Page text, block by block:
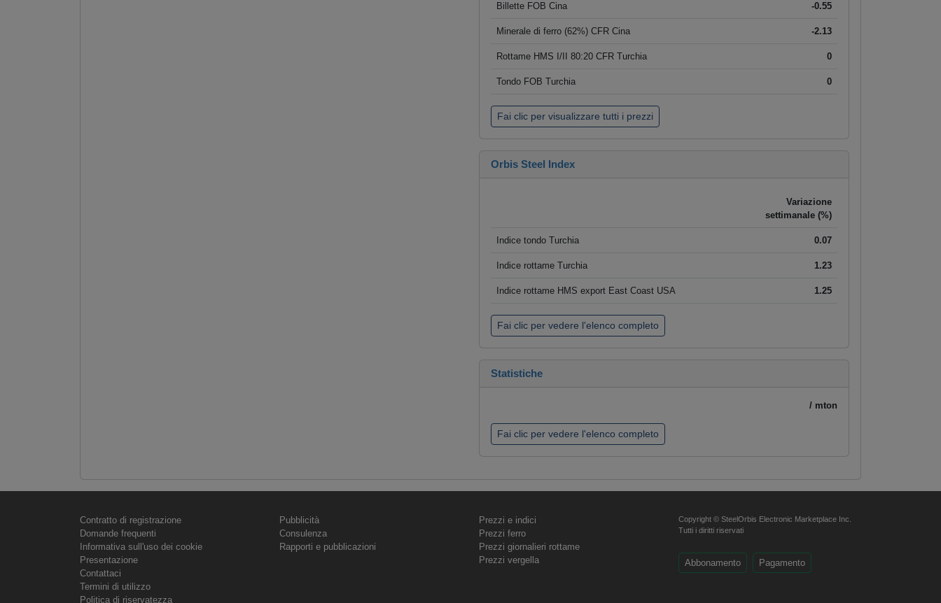
Billette FOB Cina -0.55
Minerale di ferro (62%) CFR Cina -2.13
Rottame HMS I/II 80:20 CFR Turchia 0
Tondo FOB Turchia 0
Fai clic per visualizzare tutti i prezzi
Orbis Steel Index
Variazione
settimanale (%)
Indice tondo Turchia 0.07
Indice rottame Turchia 1.23
Indice rottame HMS export East Coast USA 1.25
Fai clic per vedere l'elenco completo
Statistiche
/ mton
Fai clic per vedere l'elenco completo
Contratto di registrazione
Domande frequenti
Informativa sull'uso dei cookie
Presentazione
Contattaci
Termini di utilizzo
Politica di riservatezza
Pubblicità
Consulenza
Rapporti e pubblicazioni
Prezzi e indici
Prezzi ferro
Prezzi giornalieri rottame
Prezzi vergella
Copyright © SteelOrbis Electronic Marketplace Inc.
Tutti i diritti riservati
Abbonamento Pagamento